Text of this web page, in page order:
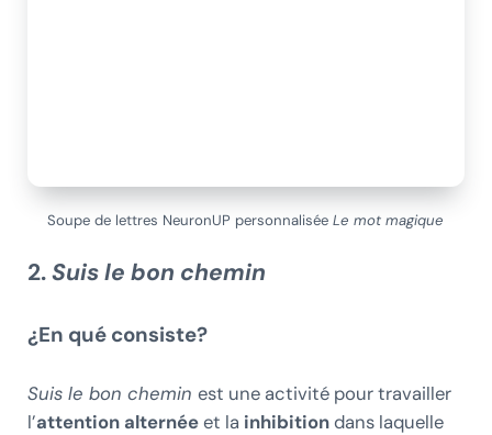
Soupe de lettres NeuronUP personnaliséeLe mot magique
2.Suis le bon chemin
¿En qué consiste?
Suis le bon chemin est une activité pour travailler
l’attention alternéeet la inhibitiondans laquelle